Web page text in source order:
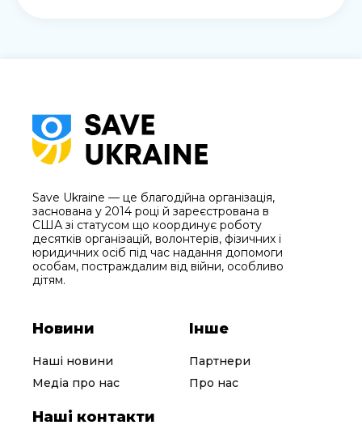
Save Ukraine — це благодійна організація,
заснована у 2014 році й зареєстрована в
США зі статусом що координує роботу
десятків організацій, волонтерів, фізичних і
юридичних осіб під час надання допомоги
особам, постраждалим від війни, особливо
дітям.
Новини
Наші новини
Медіа про нас
Інше
Партнери
Про нас
Наші контакти